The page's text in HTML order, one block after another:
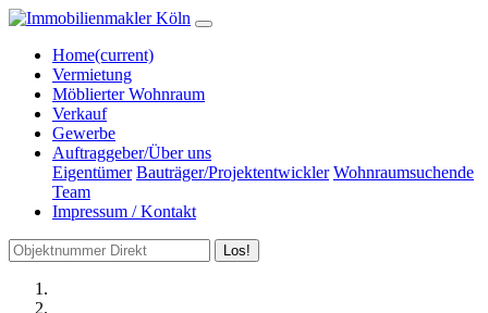
Home(current)
Vermietung
Möblierter Wohnraum
Verkauf
Gewerbe
Auftraggeber/Über uns
Eigentümer Bauträger/Projektentwickler Wohnraumsuchende
Team
Impressum / Kontakt
Los!